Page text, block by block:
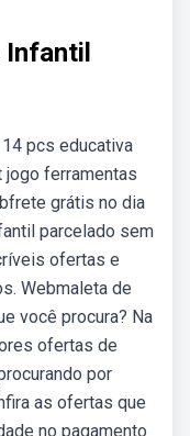
pcs educativa
ferramentas
grátis no dia
parcelado sem
ofertas e
Webmaleta de
você procura? Na
ofertas de
por
as ofertas que
no pagamento